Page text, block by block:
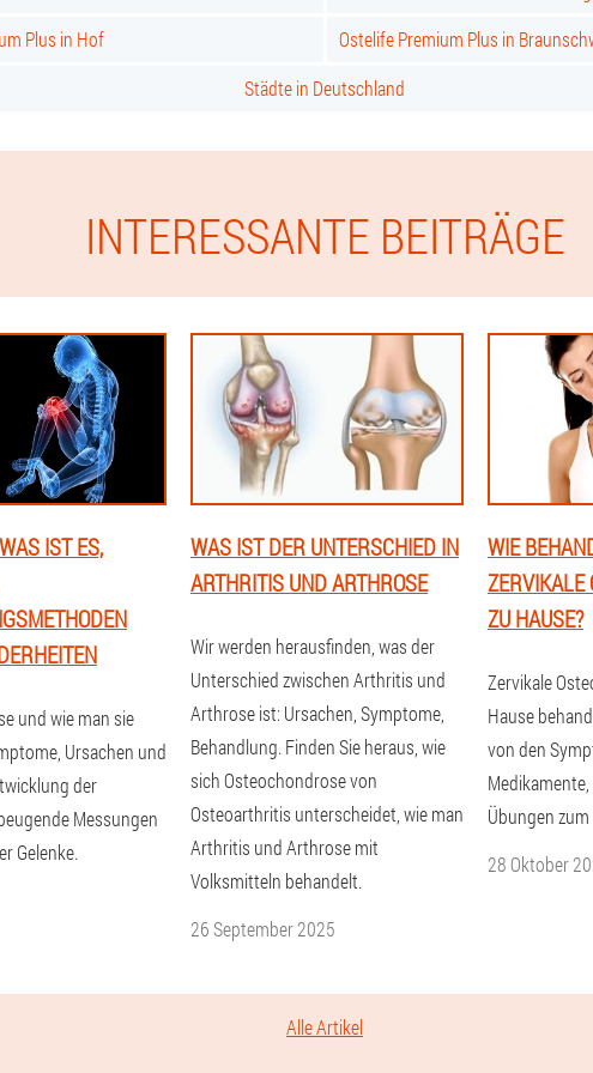
Plus in Hof
Ostelife Premium Plus in
Städte in Deutschland
INTERESSANTE BEITRÄGE
IST ES,
und wie man sie
Ursachen und
der
Messungen
Gelenke.
WAS IST DER UNTERSCHIED IN
ARTHRITIS UND ARTHROSE
Wir werden herausfinden, was der
Unterschied zwischen Arthritis und
Arthrose ist: Ursachen, Symptome,
Behandlung. Finden Sie heraus, wie
sich Osteochondrose von
Osteoarthritis unterscheidet, wie man
Arthritis und Arthrose mit
Volksmitteln behandelt.
26 September 2025
WIE
ZERVIKALE
ZU HAUSE?
Zervikale
Hause
von den
Übungen
28 Oktober
Alle Artikel